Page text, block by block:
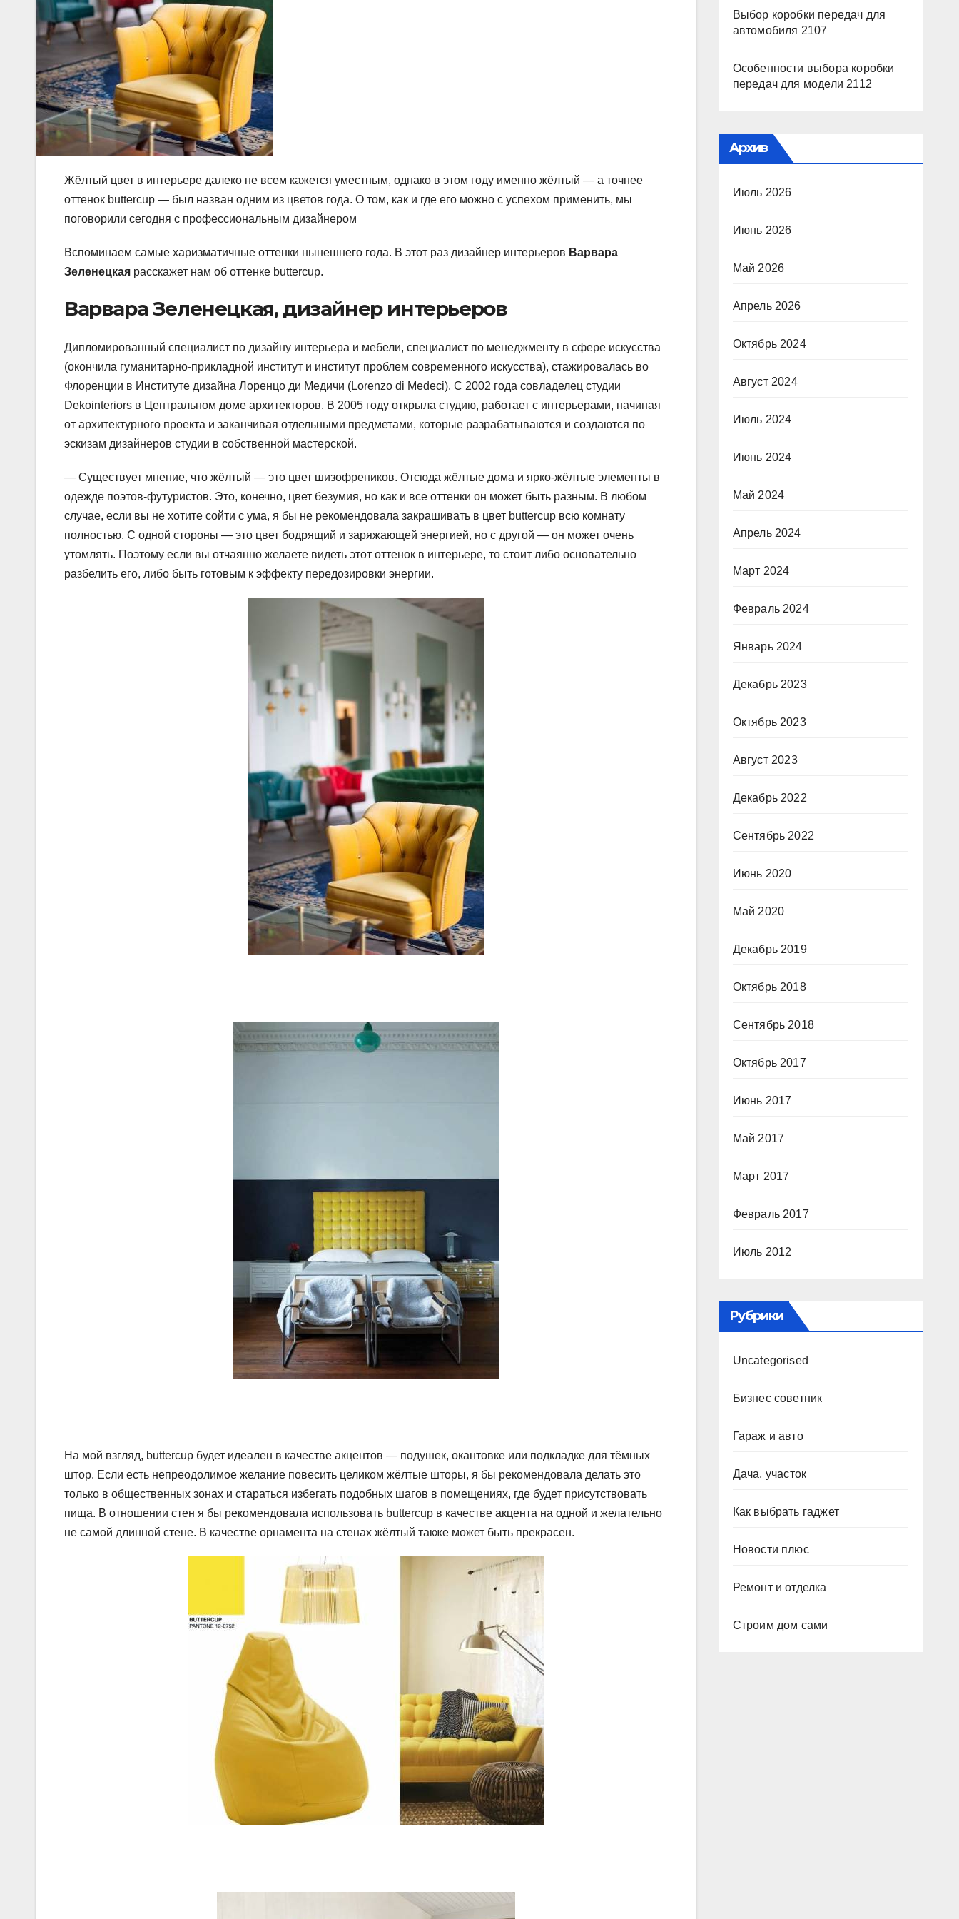
Жёлтый цвет в интерьере далеко не всем кажется уместным, однако в этом году именно жёлтый — а точнее
оттенок buttercup — был назван одним из цветов года. О том, как и где его можно с успехом применить, мы
поговорили сегодня с профессиональным дизайнером
Вспоминаем самые харизматичные оттенки нынешнего года. В этот раз дизайнер интерьеров Варвара
Зеленецкая расскажет нам об оттенке buttercup.
Варвара Зеленецкая, дизайнер интерьеров
Дипломированный специалист по дизайну интерьера и мебели, специалист по менеджменту в сфере искусства
(окончила гуманитарно-прикладной институт и институт проблем современного искусства), стажировалась во
Флоренции в Институте дизайна Лоренцо ди Медичи (Lorenzo di Medeci). С 2002 года совладелец студии
Dekointeriors в Центральном доме архитекторов. В 2005 году открыла студию, работает с интерьерами, начиная
от архитектурного проекта и заканчивая отдельными предметами, которые разрабатываются и создаются по
эскизам дизайнеров студии в собственной мастерской.
— Существует мнение, что жёлтый — это цвет шизофреников. Отсюда жёлтые дома и ярко-жёлтые элементы в
одежде поэтов-футуристов. Это, конечно, цвет безумия, но как и все оттенки он может быть разным. В любом
случае, если вы не хотите сойти с ума, я бы не рекомендовала закрашивать в цвет buttercup всю комнату
полностью. С одной стороны — это цвет бодрящий и заряжающей энергией, но с другой — он может очень
утомлять. Поэтому если вы отчаянно желаете видеть этот оттенок в интерьере, то стоит либо основательно
разбелить его, либо быть готовым к эффекту передозировки энергии.
На мой взгляд, buttercup будет идеален в качестве акцентов — подушек, окантовке или подкладке для тёмных
штор. Если есть непреодолимое желание повесить целиком жёлтые шторы, я бы рекомендовала делать это
только в общественных зонах и стараться избегать подобных шагов в помещениях, где будет присутствовать
пища. В отношении стен я бы рекомендовала использовать buttercup в качестве акцента на одной и желательно
не самой длинной стене. В качестве орнамента на стенах жёлтый также может быть прекрасен.
Выбор коробки передач для
автомобиля 2107
Особенности выбора коробки
передач для модели 2112
Архив
Июль 2026
Июнь 2026
Май 2026
Апрель 2026
Октябрь 2024
Август 2024
Июль 2024
Июнь 2024
Май 2024
Апрель 2024
Март 2024
Февраль 2024
Январь 2024
Декабрь 2023
Октябрь 2023
Август 2023
Декабрь 2022
Сентябрь 2022
Июнь 2020
Май 2020
Декабрь 2019
Октябрь 2018
Сентябрь 2018
Октябрь 2017
Июнь 2017
Май 2017
Март 2017
Февраль 2017
Июль 2012
Рубрики
Uncategorised
Бизнес советник
Гараж и авто
Дача, участок
Как выбрать гаджет
Новости плюс
Ремонт и отделка
Строим дом сами